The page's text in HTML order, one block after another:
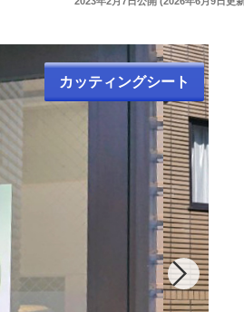
カッティングシート